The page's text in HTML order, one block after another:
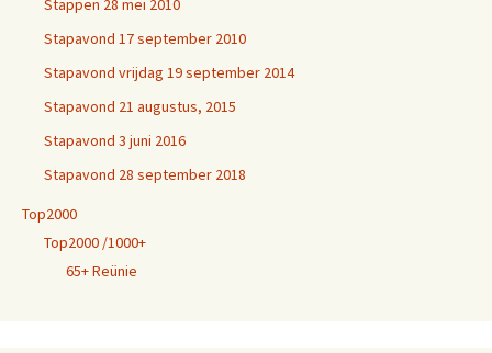
Stappen 28 mei 2010
Stapavond 17 september 2010
Stapavond vrijdag 19 september 2014
Stapavond 21 augustus, 2015
Stapavond 3 juni 2016
Stapavond 28 september 2018
Top2000
Top2000 /1000+
65+ Reünie